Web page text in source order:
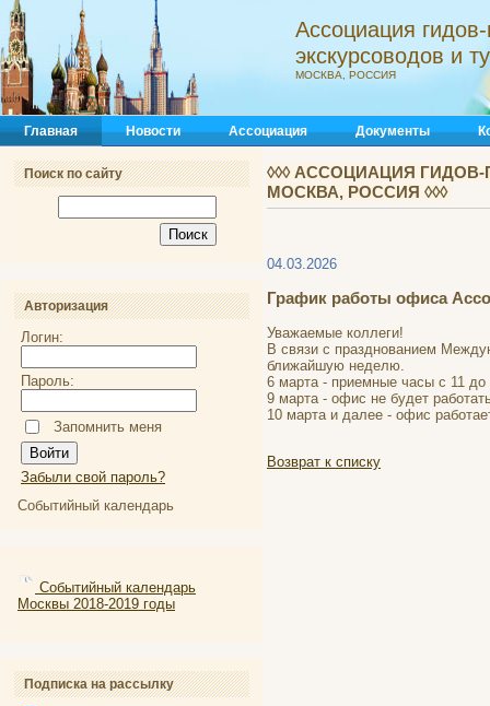
Ассоциация
экскурсоводов и
МОСКВА, РОССИЯ
Главная Новости Ассоциация Документы
Поиск по сайту
Авторизация
Логин:
Пароль:
Запомнить меня
Забыли свой пароль?
Событийный календарь
Событийный календарь
Москвы 2018-2019 годы
Подписка на рассылку
◊◊◊ АССОЦИАЦИЯ
МОСКВА, РОССИЯ ◊◊◊
04.03.2026
График работы офиса
Уважаемые коллеги!
В связи с празднованием
ближайшую неделю.
6 марта - приемные часы с 11 до
9 марта - офис не будет
10 марта и далее - офис
Возврат к списку